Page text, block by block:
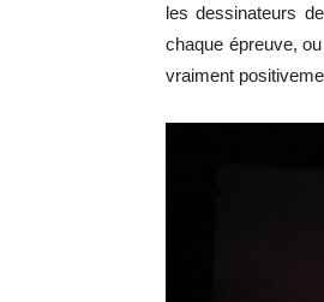
les dessinateurs
chaque épreuve,
vraiment